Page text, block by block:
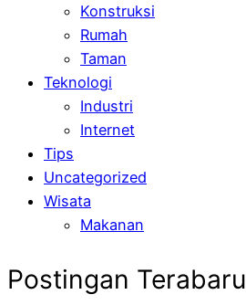
Konstruksi
Rumah
Taman
Teknologi
Industri
Internet
Tips
Uncategorized
Wisata
Makanan
Postingan Terabaru